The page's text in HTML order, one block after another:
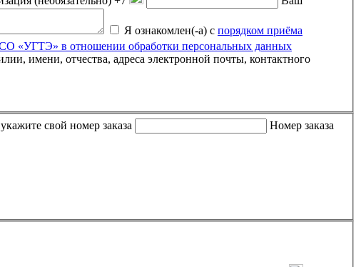
Я ознакомлен(-а) с порядком приёма
«УГТЭ» в отношении обработки персональных данных
e-mail (эл. адрес), либо письмо пришло пустым, пожалуйста, укажите свой номер заказа
Номер заказа